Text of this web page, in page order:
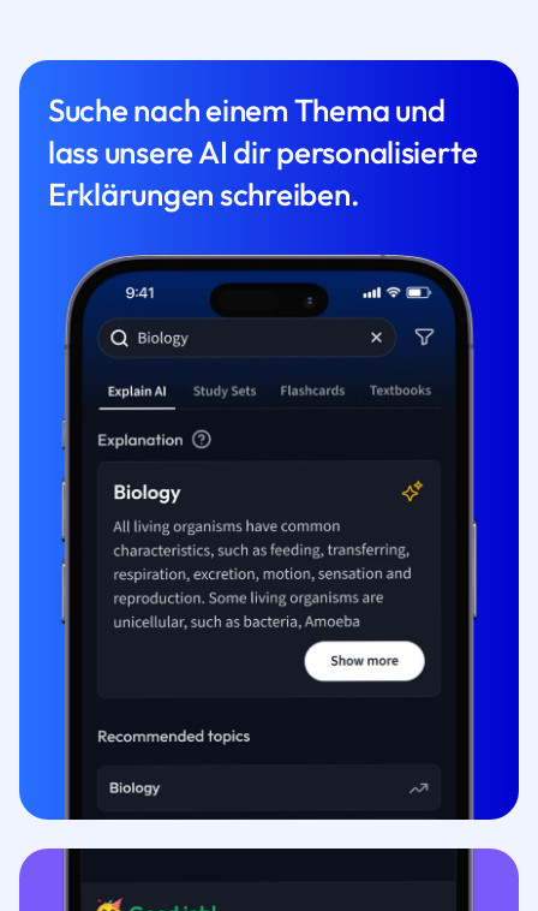
Suche nach einem Thema und
lass unsere AI dir personalisierte
Erklärungen schreiben.